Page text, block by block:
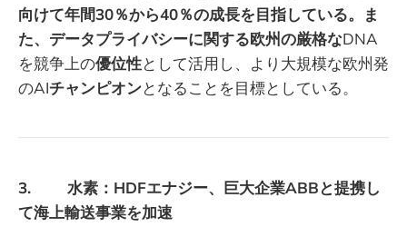
向けて年間30％から40％の成長を目指している。ま
た、データプライバシーに関する欧州の厳格なDNA
を競争上の優位性として活用し、より大規模な欧州発
のAIチャンピオンとなることを目標としている。
3. 水素：HDFエナジー、巨大企業ABBと提携し
て海上輸送事業を加速